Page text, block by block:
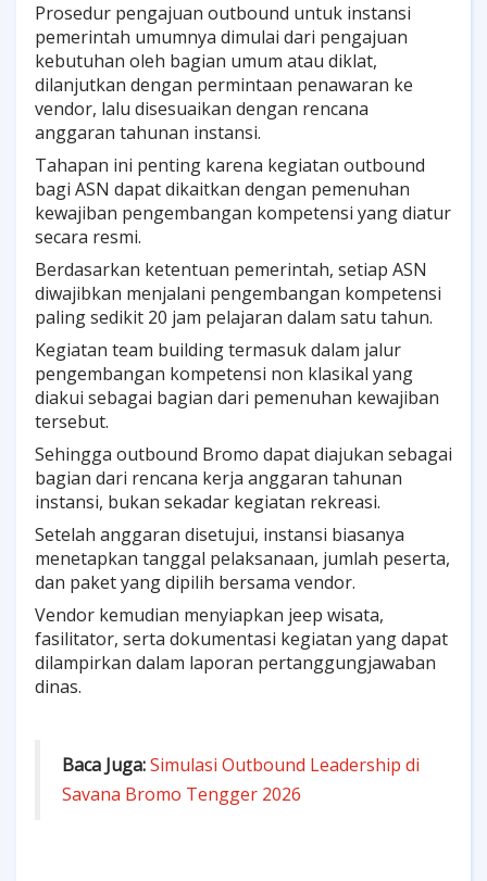
Prosedur pengajuan outbound untuk instansi
pemerintah umumnya dimulai dari pengajuan
kebutuhan oleh bagian umum atau diklat,
dilanjutkan dengan permintaan penawaran ke
vendor, lalu disesuaikan dengan rencana
anggaran tahunan instansi.
Tahapan ini penting karena kegiatan outbound
bagi ASN dapat dikaitkan dengan pemenuhan
kewajiban pengembangan kompetensi yang diatur
secara resmi.
Berdasarkan ketentuan pemerintah, setiap ASN
diwajibkan menjalani pengembangan kompetensi
paling sedikit 20 jam pelajaran dalam satu tahun.
Kegiatan team building termasuk dalam jalur
pengembangan kompetensi non klasikal yang
diakui sebagai bagian dari pemenuhan kewajiban
tersebut.
Sehingga outbound Bromo dapat diajukan sebagai
bagian dari rencana kerja anggaran tahunan
instansi, bukan sekadar kegiatan rekreasi.
Setelah anggaran disetujui, instansi biasanya
menetapkan tanggal pelaksanaan, jumlah peserta,
dan paket yang dipilih bersama vendor.
Vendor kemudian menyiapkan jeep wisata,
fasilitator, serta dokumentasi kegiatan yang dapat
dilampirkan dalam laporan pertanggungjawaban
dinas.
Baca Juga:Simulasi Outbound Leadership di
Savana Bromo Tengger 2026